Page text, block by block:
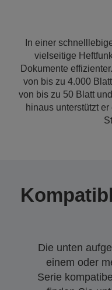
In einer
vielseitige
Dokumente
von bis zu 4.000
von bis zu 50 Blatt
hinaus unterstützt
Die unten
einem oder
Serie